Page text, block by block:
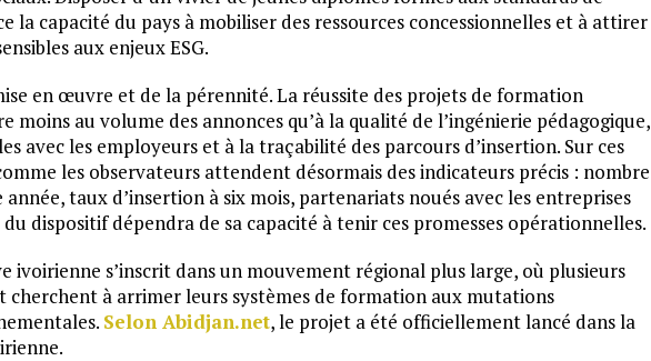
la capacité du pays à mobiliser des ressources concessionnelles et à attirer
aux enjeux ESG.
en œuvre et de la pérennité. La réussite des projets de formation
moins au volume des annonces qu’à la qualité de l’ingénierie pédagogique,
avec les employeurs et à la traçabilité des parcours d’insertion. Sur ces
les observateurs attendent désormais des indicateurs précis : nombre
année, taux d’insertion à six mois, partenariats noués avec les entreprises
dispositif dépendra de sa capacité à tenir ces promesses opérationnelles.
ivoirienne s’inscrit dans un mouvement régional plus large, où plusieurs
cherchent à arrimer leurs systèmes de formation aux mutations
Selon Abidjan.net, le projet a été officiellement lancé dans la